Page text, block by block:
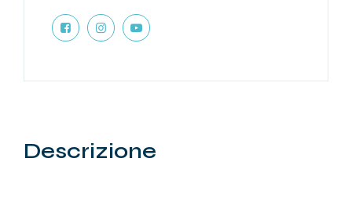
Descrizione